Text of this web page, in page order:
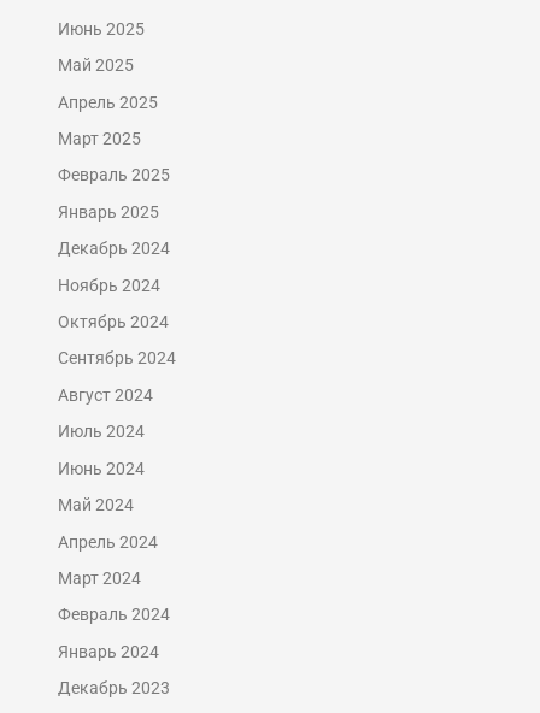
Июнь 2025
Май 2025
Апрель 2025
Март 2025
Февраль 2025
Январь 2025
Декабрь 2024
Ноябрь 2024
Октябрь 2024
Сентябрь 2024
Август 2024
Июль 2024
Июнь 2024
Май 2024
Апрель 2024
Март 2024
Февраль 2024
Январь 2024
Декабрь 2023